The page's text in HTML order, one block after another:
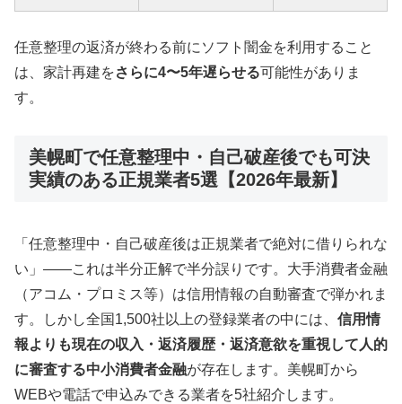
任意整理の返済が終わる前にソフト闇金を利用すること
は、家計再建をさらに4〜5年遅らせる可能性がありま
す。
美幌町で任意整理中・自己破産後でも可決
実績のある正規業者5選【2026年最新】
「任意整理中・自己破産後は正規業者で絶対に借りられな
い」——これは半分正解で半分誤りです。大手消費者金融
（アコム・プロミス等）は信用情報の自動審査で弾かれま
す。しかし全国1,500社以上の登録業者の中には、 信用情
報よりも現在の収入・返済履歴・返済意欲を重視して人的
に審査する中小消費者金融が存在します。美幌町から
WEBや電話で申込みできる業者を5社紹介します。